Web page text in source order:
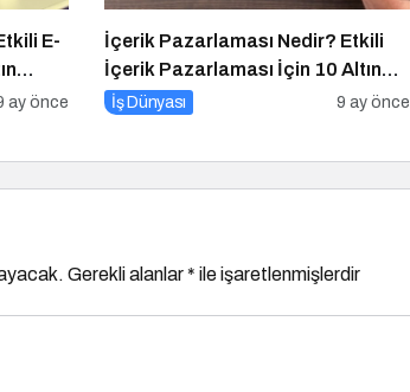
E-
ay önce
İçerik Pazarlaması Nedir? Etkili
İçerik Pazarlaması İçin 10 Altın
İpucu
İş Dünyası 9 ay önce
Gerekli alanlar* ile işaretlenmişlerdir